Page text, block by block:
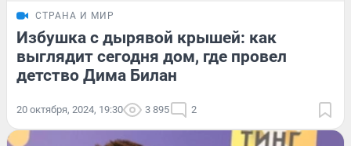
СТРАНА И МИР
Избушка с дырявой крышей: как
выглядит сегодня дом, где провел
детство Дима Билан
20 октября, 2024, 19:30 3 895 2